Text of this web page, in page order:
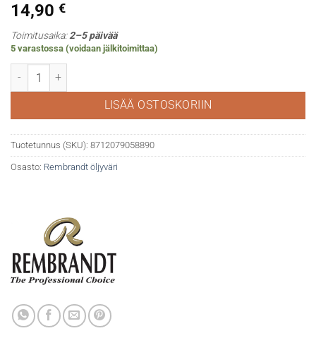
14,90 €
Toimitusaika:2–5 päivää
5 varastossa (voidaan jälkitoimittaa)
Rembrandt öljy 40ml 348 Permanent Red Purple määrä
LISÄÄ OSTOSKORIIN
Tuotetunnus (SKU): 8712079058890
Osasto: Rembrandt öljyväri